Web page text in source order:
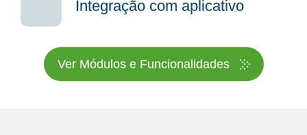
Integração com aplicativo
Ver Módulos e Funcionalidades